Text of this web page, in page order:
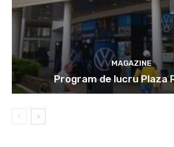
MAGAZINE
Program de lucru Plaza